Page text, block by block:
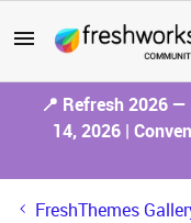
📍 Refresh 2026
14, 2026 |
FreshThemes